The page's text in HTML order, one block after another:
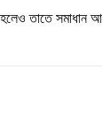
হলেও তাতে সমাধান